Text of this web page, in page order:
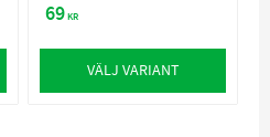
69KR
VÄLJ VARIANT